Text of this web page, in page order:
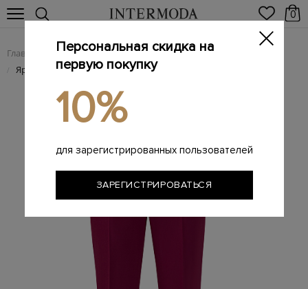
0
Главная Женщинам / Женская одежда / Женские брюки
/ Яркие брюки из костюмной шерстяной ткани
Персональная скидка на
первую покупку
10%
для зарегистрированных пользователей
ЗАРЕГИСТРИРОВАТЬСЯ